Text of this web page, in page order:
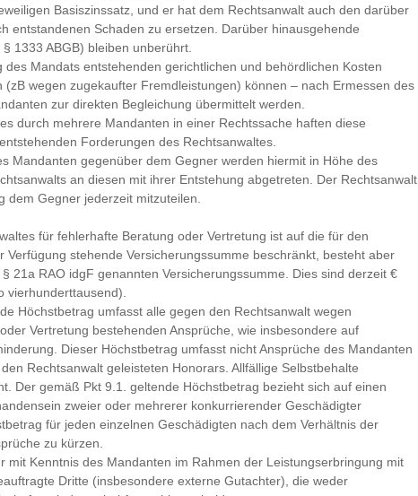
Basiszinssatz, und er hat dem Rechtsanwalt auch den darüber
entstandenen Schaden zu ersetzen. Darüber hinausgehende
1333 ABGB) bleiben unberührt.
des Mandats entstehenden gerichtlichen und behördlichen Kosten
(zB wegen zugekaufter Fremdleistungen) können – nach Ermessen des
zur direkten Begleichung übermittelt werden.
durch mehrere Mandanten in einer Rechtssache haften diese
Forderungen des Rechtsanwaltes.
Mandanten gegenüber dem Gegner werden hiermit in Höhe des
an diesen mit ihrer Entstehung abgetreten. Der Rechtsanwalt
dem Gegner jederzeit mitzuteilen.
für fehlerhafte Beratung oder Vertretung ist auf die für den
Verfügung stehende Versicherungssumme beschränkt, besteht aber
21a RAO idgF genannten Versicherungssumme. Dies sind derzeit €
vierhunderttausend).
Höchstbetrag umfasst alle gegen den Rechtsanwalt wegen
Vertretung bestehenden Ansprüche, wie insbesondere auf
Dieser Höchstbetrag umfasst nicht Ansprüche des Mandanten
Rechtsanwalt geleisteten Honorars. Allfällige Selbstbehalte
Der gemäß Pkt 9.1. geltende Höchstbetrag bezieht sich auf einen
zweier oder mehrerer konkurrierender Geschädigter
für jeden einzelnen Geschädigten nach dem Verhältnis der
zu kürzen.
mit Kenntnis des Mandanten im Rahmen der Leistungserbringung mit
Dritte (insbesondere externe Gutachter), die weder